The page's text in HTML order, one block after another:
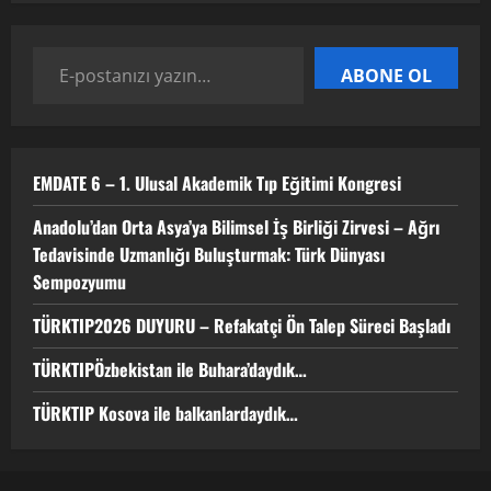
TÜRKTIPÖzbekistan ile Buhara’daydık…
5
TÜRKTIP Kosova ile balkanlardaydık…
8 Nisan 2026
ABONE OL
EMDATE 6 – 1. Ulusal Akademik Tıp Eğitimi Kongresi
Anadolu’dan Orta Asya’ya Bilimsel İş Birliği Zirvesi – Ağrı
Tedavisinde Uzmanlığı Buluşturmak: Türk Dünyası
Sempozyumu
TÜRKTIP2026 DUYURU – Refakatçi Ön Talep Süreci Başladı
TÜRKTIPÖzbekistan ile Buhara’daydık…
TÜRKTIP Kosova ile balkanlardaydık…